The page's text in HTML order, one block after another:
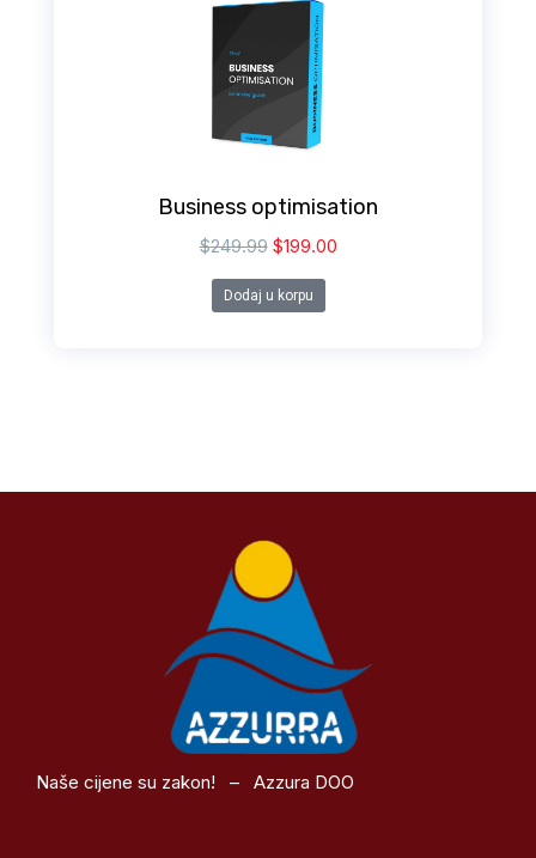
Business optimisation
$249.99 $199.00
Dodaj u korpu
Naše cijene su zakon! – Azzura DOO